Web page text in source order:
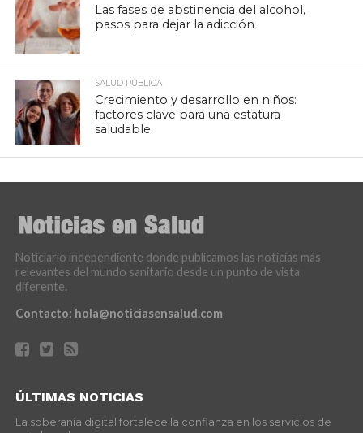
Las fases de abstinencia del alcohol,
pasos para dejar la adicción
SALUD PÚBLICA
Crecimiento y desarrollo en niños:
factores clave para una estatura
saludable
Noticiario independiente donde publicamos las noticias más
relevantes del mundo sanitario desde un punto de vista
diferente.
Contacto: hola@noticiasensalud.com
ÚLTIMAS NOTICIAS
La soberanía digital fortalece la confianza en los servicios de